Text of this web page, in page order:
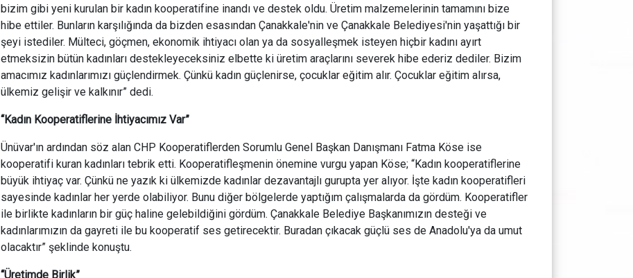
bizim gibi yeni kurulan bir kadın kooperatifine inandı ve destek oldu. Üretim malzemelerinin tamamını bize
hibe ettiler. Bunların karşılığında da bizden esasından Çanakkale'nin ve Çanakkale Belediyesi'nin yaşattığı bir
şeyi istediler. Mülteci, göçmen, ekonomik ihtiyacı olan ya da sosyalleşmek isteyen hiçbir kadını ayırt
etmeksizin bütün kadınları destekleyeceksiniz elbette ki üretim araçlarını severek hibe ederiz dediler. Bizim
amacımız kadınlarımızı güçlendirmek. Çünkü kadın güçlenirse, çocuklar eğitim alır. Çocuklar eğitim alırsa,
ülkemiz gelişir ve kalkınır” dedi.
“Kadın Kooperatiflerine İhtiyacımız Var”
Ünüvar'ın ardından söz alan CHP Kooperatiflerden Sorumlu Genel Başkan Danışmanı Fatma Köse ise
kooperatifi kuran kadınları tebrik etti. Kooperatifleşmenin önemine vurgu yapan Köse; “Kadın kooperatiflerine
büyük ihtiyaç var. Çünkü ne yazık ki ülkemizde kadınlar dezavantajlı gurupta yer alıyor. İşte kadın kooperatifleri
sayesinde kadınlar her yerde olabiliyor. Bunu diğer bölgelerde yaptığım çalışmalarda da gördüm. Kooperatifler
ile birlikte kadınların bir güç haline gelebildiğini gördüm. Çanakkale Belediye Başkanımızın desteği ve
kadınlarımızın da gayreti ile bu kooperatif ses getirecektir. Buradan çıkacak güçlü ses de Anadolu'ya da umut
olacaktır” şeklinde konuştu.
“Üretimde Birlik”